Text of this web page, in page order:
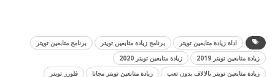
اداة زيادة متابعين تويتر برنامج زيادة متابعين تويتر
برنامج متابعين تويتر
زيادة متابعين تويتر 2019
زيادة متابعين تويتر 2020
زيادة متابعين تويتر بالالاف بدون تعب
زيادة متابعين تويتر مجانا فلورز تويتر